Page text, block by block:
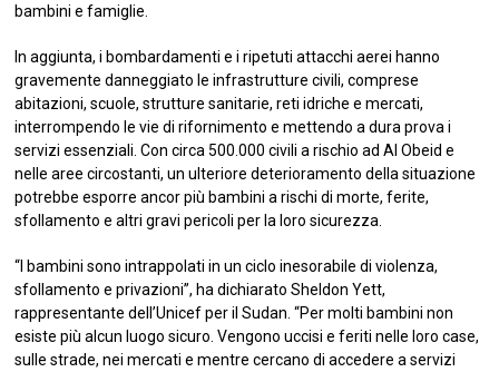
bambini e famiglie.
In aggiunta, i bombardamenti e i ripetuti attacchi aerei hanno
gravemente danneggiato le infrastrutture civili, comprese
abitazioni, scuole, strutture sanitarie, reti idriche e mercati,
interrompendo le vie di rifornimento e mettendo a dura prova i
servizi essenziali. Con circa 500.000 civili a rischio ad Al Obeid e
nelle aree circostanti, un ulteriore deterioramento della situazione
potrebbe esporre ancor più bambini a rischi di morte, ferite,
sfollamento e altri gravi pericoli per la loro sicurezza.
“I bambini sono intrappolati in un ciclo inesorabile di violenza,
sfollamento e privazioni”, ha dichiarato Sheldon Yett,
rappresentante dell’Unicef per il Sudan. “Per molti bambini non
esiste più alcun luogo sicuro. Vengono uccisi e feriti nelle loro case,
sulle strade, nei mercati e mentre cercano di accedere a servizi